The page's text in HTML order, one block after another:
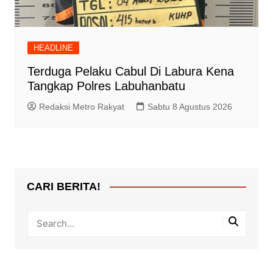
HEADLINE
Terduga Pelaku Cabul Di Labura Kena
Tangkap Polres Labuhanbatu
Redaksi Metro Rakyat Sabtu 8 Agustus 2026
CARI BERITA!